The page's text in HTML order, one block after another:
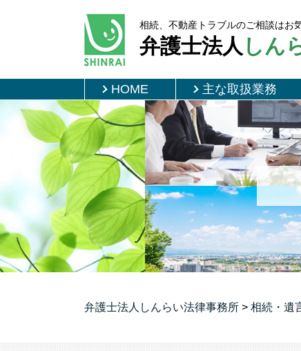
相続、不動産トラブルのご相談はお
弁護士法人 しん
HOME 主な取扱業務
弁護士法人しんらい法律事務所 > 相続・遺